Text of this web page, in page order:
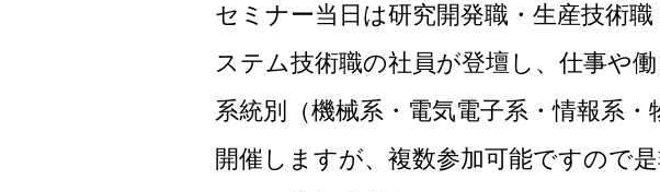
セミナー当日は研究開発職・生産技術
ステム技術職の社員が登壇し、仕事や
系統別（機械系・電気電子系・情報系
開催しますが、複数参加可能ですので